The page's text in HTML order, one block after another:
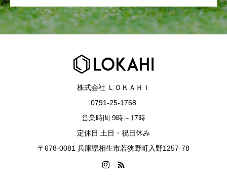
株式会社 ＬＯＫＡＨＩ
0791-25-1768
営業時間 9時～17時
定休日 土日・祝日休み
〒678-0081 兵庫県相生市若狭野町入野1257-78